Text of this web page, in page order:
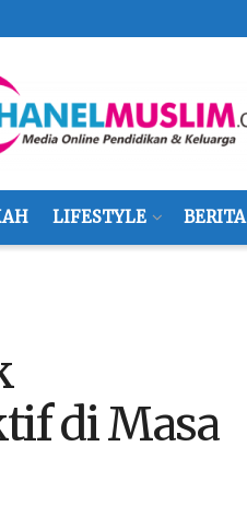
LIFESTYLE BERITA
di Masa